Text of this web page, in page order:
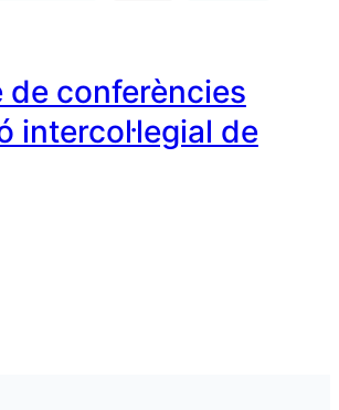
de conferències
intercol·legial de